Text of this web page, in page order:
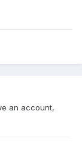
an account,